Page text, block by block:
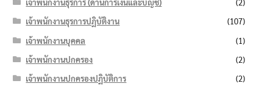
เจ้าพนักงานธุรการ (ด้านการเงินและบัญชี)
(2)
เจ้าพนักงานธุรการปฏิบัติงาน
(107)
เจ้าพนักงานบุคคล
(1)
เจ้าพนักงานปกครอง
(2)
เจ้าพนักงานปกครองปฏิบัติการ
(2)